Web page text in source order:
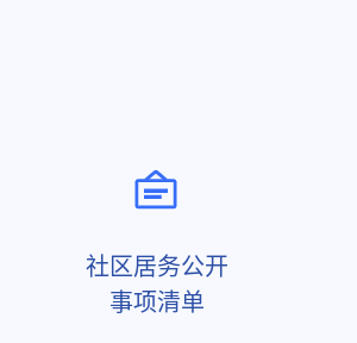
社区居务公开
事项清单